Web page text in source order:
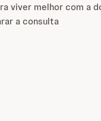
viver melhor com a
a consulta